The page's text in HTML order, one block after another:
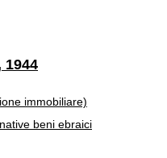
1944
immobiliare)
beni ebraici